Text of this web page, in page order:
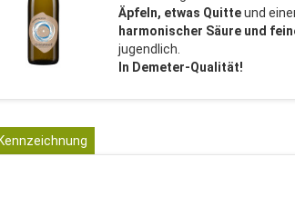
Äpfeln, etwas Quitteund
harmonischer Säure und
jugendlich.
In Demeter-Qualität!
Kennzeichnung